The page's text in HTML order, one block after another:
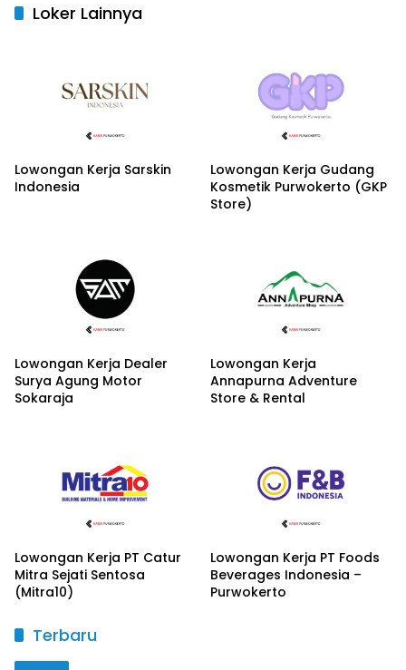
Loker Lainnya
Lowongan Kerja Sarskin
Indonesia
Lowongan Kerja Gudang
Kosmetik Purwokerto (GKP
Store)
Lowongan Kerja Dealer
Surya Agung Motor
Sokaraja
Lowongan Kerja
Annapurna Adventure
Store & Rental
Lowongan Kerja PT Catur
Mitra Sejati Sentosa
(Mitra10)
Lowongan Kerja PT Foods
Beverages Indonesia –
Purwokerto
Terbaru